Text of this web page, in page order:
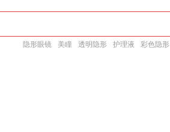
隐形眼镜 美瞳 透明隐形 护理液 彩色隐形